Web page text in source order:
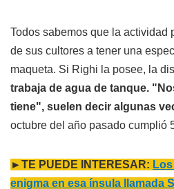
Todos sabemos que la actividad
de sus cultores a tener una
maqueta. Si Righi la posee, la
trabaja de agua de tanque.
tiene", suelen decir algunas
octubre del año pasado cumplió
►TE PUEDE INTERESAR:
enigma en esa ínsula llamada